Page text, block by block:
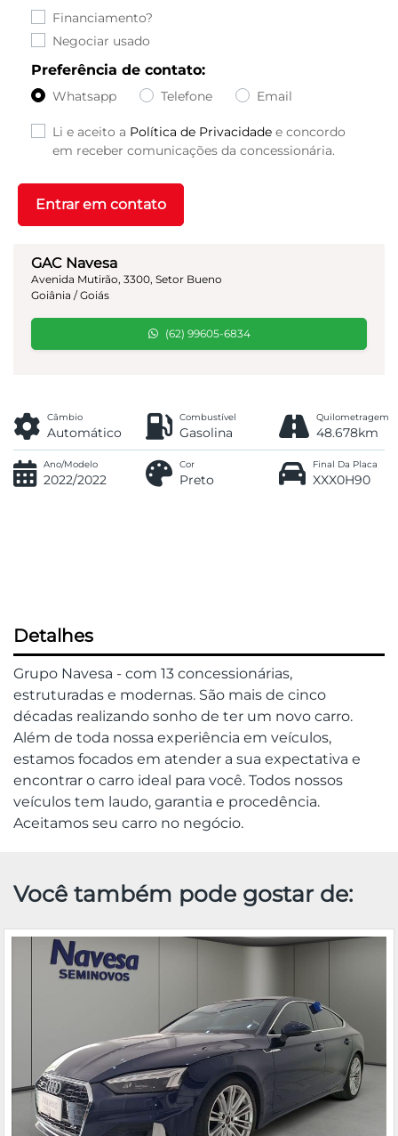
GAC Navesa
Avenida Mutirão, 3300, Setor Bueno
Goiânia / Goiás
(62) 99605-6834
Financiamento?
Negociar usado
Preferência de contato:
Whatsapp Telefone Email
Li e aceito a Política de Privacidade e concordo
em receber comunicações da concessionária.
Entrar em contato
Câmbio
Automático
Combustível
Gasolina
Quilometragem
48.678km
Ano/Modelo
2022/2022
Cor
Preto
Final Da Placa
XXX0H90
Detalhes
Grupo Navesa - com 13 concessionárias,
estruturadas e modernas. São mais de cinco
décadas realizando sonho de ter um novo carro.
Além de toda nossa experiência em veículos,
estamos focados em atender a sua expectativa e
encontrar o carro ideal para você. Todos nossos
veículos tem laudo, garantia e procedência.
Aceitamos seu carro no negócio.
Você também pode gostar de: